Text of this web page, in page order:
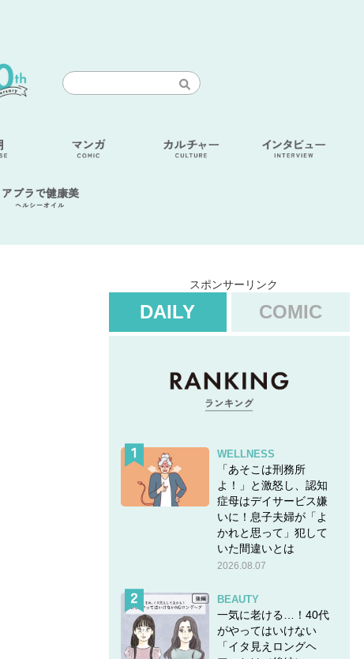
アブラで健康美
ヘルシーオイル
スポンサーリンク
DAILY COMIC
WELLNESS
「あそこは刑務所
よ！」と激怒し、認知
症母はデイサービス嫌
いに！息子夫婦が「よ
かれと思って」犯して
いた間違いとは
2026.08.07
BEAUTY
一気に老ける…！40代
がやってはいけない
「イタ見えロングヘ